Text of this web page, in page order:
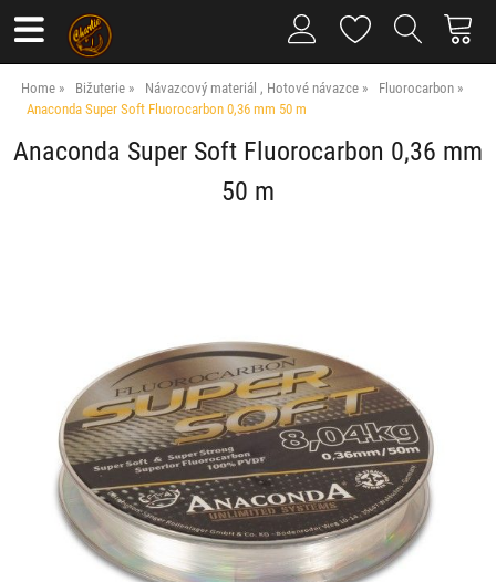
Home Bižuterie Návazcový materiál , Hotové návazce
Fluorocarbon
Anaconda Super Soft Fluorocarbon 0,36 mm 50 m
Anaconda Super Soft Fluorocarbon 0,36 mm
50 m